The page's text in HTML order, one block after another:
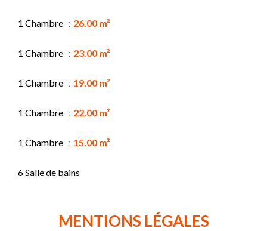
1 Chambre 26.00 m²
1 Chambre 23.00 m²
1 Chambre 19.00 m²
1 Chambre 22.00 m²
1 Chambre 15.00 m²
6 Salle de bains
MENTIONS LÉGALES